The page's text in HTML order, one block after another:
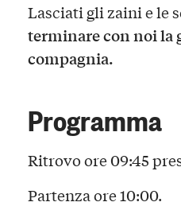
Lasciati gli zaini e le
terminare con noi la
compagnia.
Programma
Ritrovo ore 09:45
Partenza ore 10:00.